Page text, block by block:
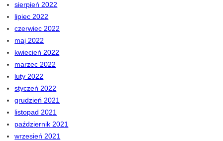
sierpień 2022
lipiec 2022
czerwiec 2022
maj 2022
kwiecień 2022
marzec 2022
luty 2022
styczeń 2022
grudzień 2021
listopad 2021
październik 2021
wrzesień 2021